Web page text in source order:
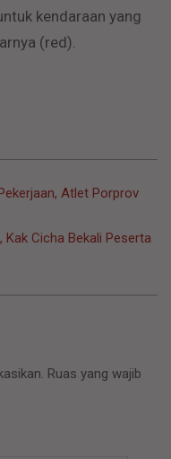
kendaraan yang
(red).
Atlet Porprov
Kak Cicha Bekali Peserta
Ruas yang wajib